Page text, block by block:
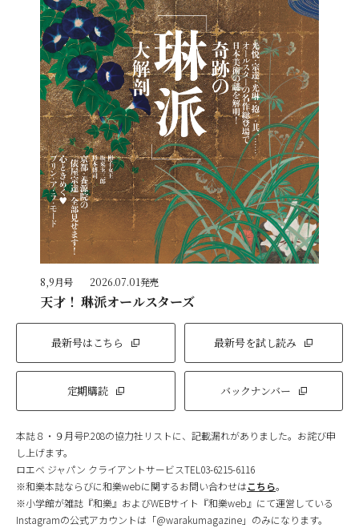
8,9月号 2026.07.01発売
天才！ 琳派オールスターズ
最新号はこちら 最新号を試し読み
定期購読 バックナンバー
本誌８・９月号P.208の協力社リストに、記載漏れがありました。お詫び申
し上げます。
ロエベ ジャパン クライアントサービスTEL03-6215-6116
※和樂本誌ならびに和樂webに関するお問い合わせはこちら。
※小学館が雑誌『和樂』およびWEBサイト『和樂web』にて運営している
Instagramの公式アカウントは「@warakumagazine」のみになります。